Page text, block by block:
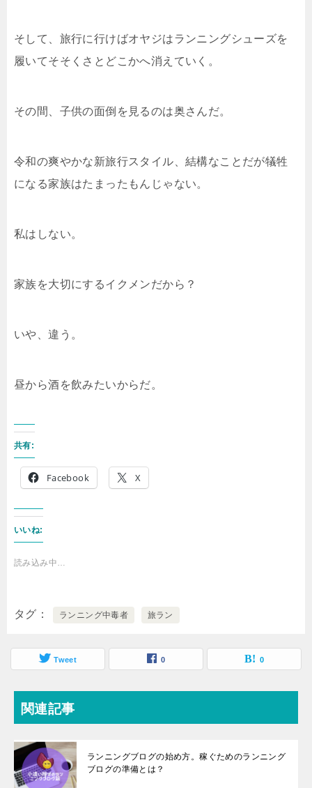
そして、旅行に行けばオヤジはランニングシューズを
履いてそそくさとどこかへ消えていく。
その間、子供の面倒を見るのは奥さんだ。
令和の爽やかな新旅行スタイル、結構なことだが犠牲
になる家族はたまったもんじゃない。
私はしない。
家族を大切にするイクメンだから？
いや、違う。
昼から酒を飲みたいからだ。
共有:
Facebook X
いいね:
読み込み中…
タグ ランニング中毒者 旅ラン
Tweet 0 0
関連記事
ランニングブログの始め方。稼ぐためのランニング
ブログの準備とは？